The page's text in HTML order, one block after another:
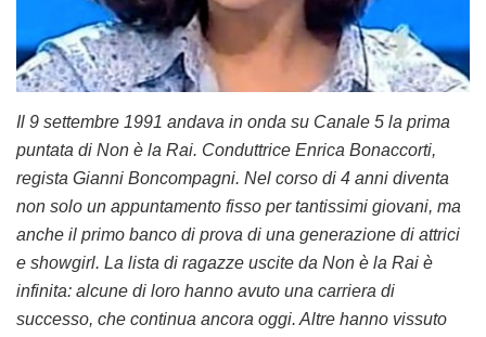
Il 9 settembre 1991 andava in onda su Canale 5 la prima
puntata di Non è la Rai. Conduttrice Enrica Bonaccorti,
regista Gianni Boncompagni. Nel corso di 4 anni diventa
non solo un appuntamento fisso per tantissimi giovani, ma
anche il primo banco di prova di una generazione di attrici
e showgirl. La lista di ragazze uscite da Non è la Rai è
infinita: alcune di loro hanno avuto una carriera di
successo, che continua ancora oggi. Altre hanno vissuto